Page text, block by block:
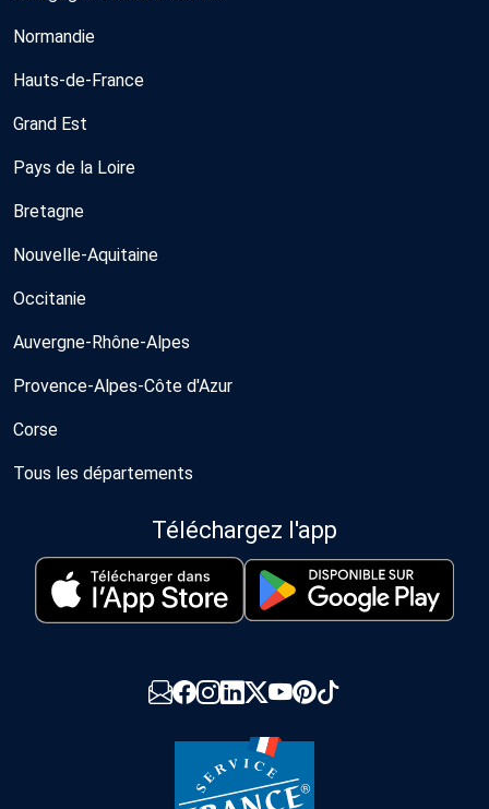
Normandie
Hauts-de-France
Grand Est
Pays de la Loire
Bretagne
Nouvelle-Aquitaine
Occitanie
Auvergne-Rhône-Alpes
Provence-Alpes-Côte d'Azur
Corse
Tous les départements
Téléchargez l'app